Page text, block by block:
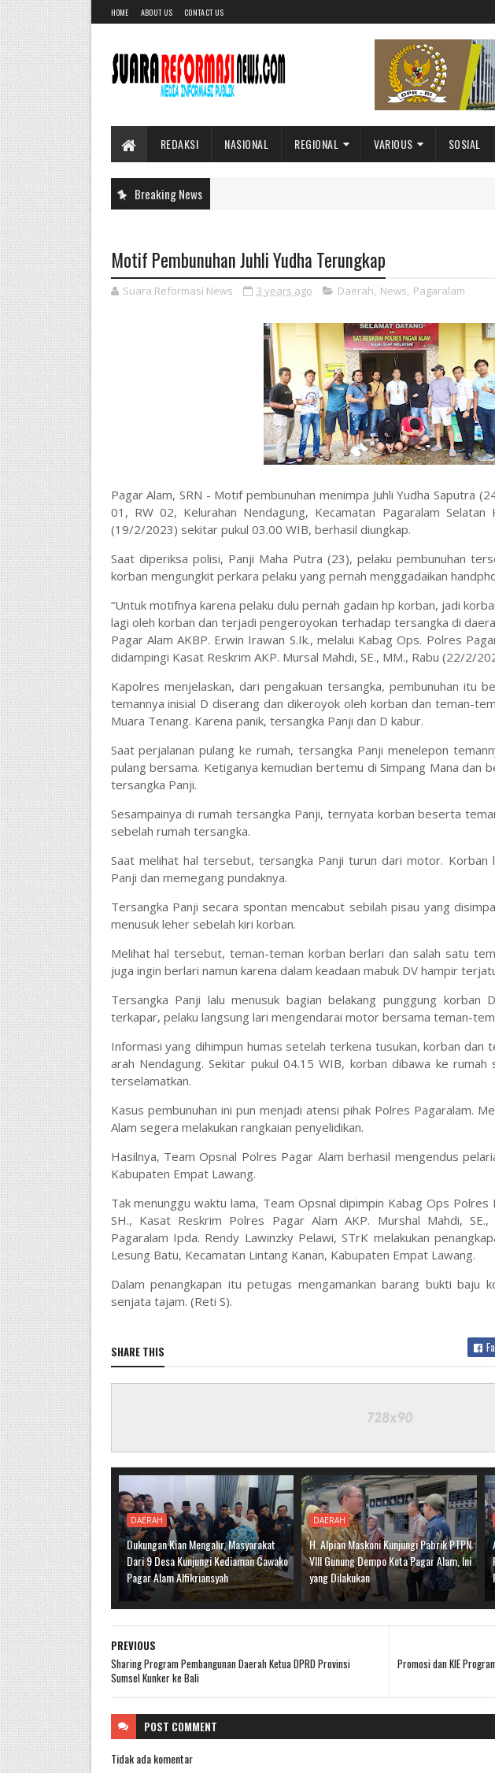
HOME ABOUT US CONTACT US
REDAKSI NASIONAL REGIONAL VARIOUS SOSIAL
Breaking News
Motif Pembunuhan Juhli Yudha Terungkap
Suara Reformasi News 3 years ago Daerah, News, Pagaralam
Pagar Alam, SRN - Motif pembunuhan menimpa Juhli Yudha Saputra
01, RW 02, Kelurahan Nendagung, Kecamatan Pagaralam
(19/2/2023) sekitar pukul 03.00 WIB, berhasil diungkap.
Saat diperiksa polisi, Panji Maha Putra (23), pelaku pembunuhan
korban mengungkit perkara pelaku yang pernah menggadaikan
“Untuk motifnya karena pelaku dulu pernah gadain hp korban, jadi
lagi oleh korban dan terjadi pengeroyokan terhadap tersangka di
Pagar Alam AKBP. Erwin Irawan S.Ik., melalui Kabag Ops. Polres
didampingi Kasat Reskrim AKP. Mursal Mahdi, SE., MM., Rabu (22/2/
Kapolres menjelaskan, dari pengakuan tersangka, pembunuhan itu
temannya inisial D diserang dan dikeroyok oleh korban dan teman-
Muara Tenang. Karena panik, tersangka Panji dan D kabur.
Saat perjalanan pulang ke rumah, tersangka Panji menelepon
pulang bersama. Ketiganya kemudian bertemu di Simpang Mana dan
tersangka Panji.
Sesampainya di rumah tersangka Panji, ternyata korban beserta
sebelah rumah tersangka.
Saat melihat hal tersebut, tersangka Panji turun dari motor. Korban
Panji dan memegang pundaknya.
Tersangka Panji secara spontan mencabut sebilah pisau yang
menusuk leher sebelah kiri korban.
Melihat hal tersebut, teman-teman korban berlari dan salah satu
juga ingin berlari namun karena dalam keadaan mabuk DV hampir
Tersangka Panji lalu menusuk bagian belakang punggung korban
terkapar, pelaku langsung lari mengendarai motor bersama teman-
Informasi yang dihimpun humas setelah terkena tusukan, korban dan
arah Nendagung. Sekitar pukul 04.15 WIB, korban dibawa ke rumah
terselamatkan.
Kasus pembunuhan ini pun menjadi atensi pihak Polres Pagaralam.
Alam segera melakukan rangkaian penyelidikan.
Hasilnya, Team Opsnal Polres Pagar Alam berhasil mengendus
Kabupaten Empat Lawang.
Tak menunggu waktu lama, Team Opsnal dipimpin Kabag Ops
SH., Kasat Reskrim Polres Pagar Alam AKP. Murshal Mahdi,
Pagaralam Ipda. Rendy Lawinzky Pelawi, STrK melakukan
Lesung Batu, Kecamatan Lintang Kanan, Kabupaten Empat Lawang.
Dalam penangkapan itu petugas mengamankan barang bukti baju
senjata tajam. (Reti S).
SHARE THIS
DAERAH
Dukungan Kian Mengalir, Masyarakat
Dari 9 Desa Kunjungi Kediaman Cawako
Pagar Alam Alfikriansyah
DAERAH
H. Alpian Maskoni Kunjungi Pabrik PTPN
VIII Gunung Dempo Kota Pagar Alam, Ini
yang Dilakukan
Promosi dan KIE
PREVIOUS
Sharing Program Pembangunan Daerah Ketua DPRD Provinsi
Sumsel Kunker ke Bali
POST COMMENT
Tidak ada komentar